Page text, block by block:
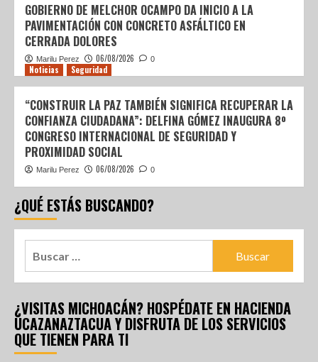
GOBIERNO DE MELCHOR OCAMPO DA INICIO A LA
PAVIMENTACIÓN CON CONCRETO ASFÁLTICO EN
CERRADA DOLORES
Marilu Perez 06/08/2026 0
Noticias Seguridad
“CONSTRUIR LA PAZ TAMBIÉN SIGNIFICA RECUPERAR LA
CONFIANZA CIUDADANA”: DELFINA GÓMEZ INAUGURA 8º
CONGRESO INTERNACIONAL DE SEGURIDAD Y
PROXIMIDAD SOCIAL
Marilu Perez 06/08/2026 0
¿QUÉ ESTÁS BUSCANDO?
¿VISITAS MICHOACÁN? HOSPÉDATE EN HACIENDA
UCAZANAZTACUA Y DISFRUTA DE LOS SERVICIOS
QUE TIENEN PARA TI